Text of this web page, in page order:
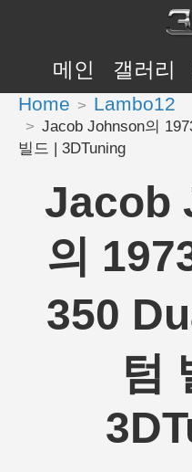
메인 갤러리
Home Lambo12
Jacob Johnson의
빌드 | 3DTuning
Jacob
의
350
텀